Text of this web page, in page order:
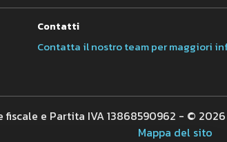
Contatti
Contatta il nostro team per maggiori
e Partita IVA 13868590962 - © 2026
Mappa del sito